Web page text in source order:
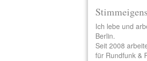
Ich lebe und
Berlin.
Seit 2008
für Rundfunk &